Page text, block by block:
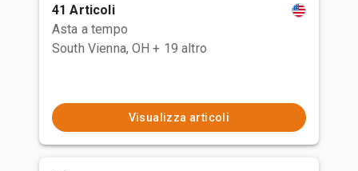
41 Articoli
Asta a tempo
South Vienna, OH + 19 altro
Visualizza articoli